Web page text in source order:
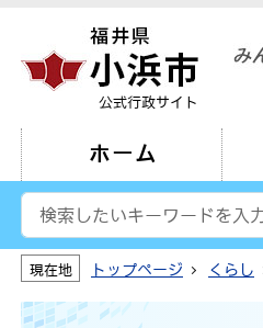
公式行政サイト
ホーム
現在地 トップページ くらし